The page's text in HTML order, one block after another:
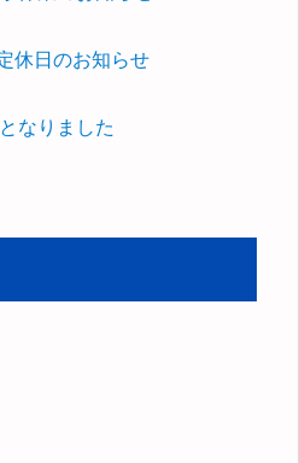
休日のお知らせ
なりました